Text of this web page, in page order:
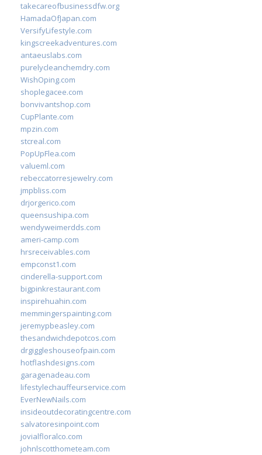
takecareofbusinessdfw.org
HamadaOfJapan.com
VersifyLifestyle.com
kingscreekadventures.com
antaeuslabs.com
purelycleanchemdry.com
WishOping.com
shoplegacee.com
bonvivantshop.com
CupPlante.com
mpzin.com
stcreal.com
PopUpFlea.com
valueml.com
rebeccatorresjewelry.com
jmpbliss.com
drjorgerico.com
queensushipa.com
wendyweimerdds.com
ameri-camp.com
hrsreceivables.com
empconst1.com
cinderella-support.com
bigpinkrestaurant.com
inspirehuahin.com
memmingerspainting.com
jeremypbeasley.com
thesandwichdepotcos.com
drgiggleshouseofpain.com
hotflashdesigns.com
garagenadeau.com
lifestylechauffeurservice.com
EverNewNails.com
insideoutdecoratingcentre.com
salvatoresinpoint.com
jovialfloralco.com
johnlscotthometeam.com